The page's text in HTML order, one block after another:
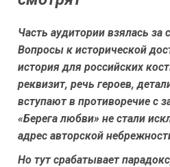
Часть аудитории взялась за
Вопросы к исторической
история для российских
реквизит, речь героев,
вступают в противоречие с
«Берега любви» не стали
адрес авторской
Но тут срабатывает